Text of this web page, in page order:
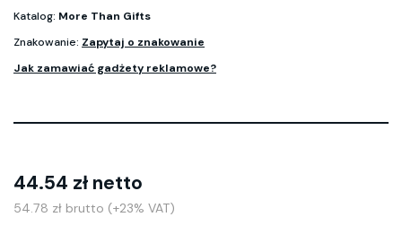
Katalog: More Than Gifts
Znakowanie: Zapytaj o znakowanie
Jak zamawiać gadżety reklamowe?
44.54 zł netto
54.78 zł brutto (+23% VAT)